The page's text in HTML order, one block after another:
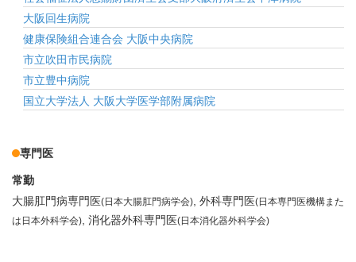
大阪回生病院
健康保険組合連合会 大阪中央病院
市立吹田市民病院
市立豊中病院
国立大学法人 大阪大学医学部附属病院
専門医
常勤
大腸肛門病専門医(日本大腸肛門病学会) 外科専門医(日本専門医機構また
は日本外科学会) 消化器外科専門医(日本消化器外科学会)